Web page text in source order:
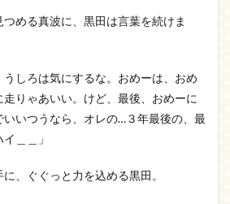
める真波に、黒田は言葉を続けま
しろは気にするな。おめーは、おめ
りゃあいい。けど、最後、おめーに
いつうなら、オレの…３年最後の、最
＿＿」
、ぐぐっと力を込める黒田。